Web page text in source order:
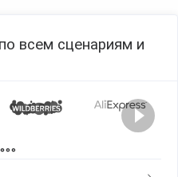
всем сценариям и